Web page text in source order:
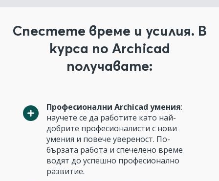
Спестете време и усилия. В
курса по Archicad
получавате:
Професионални Archicad умения:
научете се да работите като най-
добрите професионалисти с нови
умения и повече увереност. По-
бързата работа и спечелено време
водят до успешно професионално
развитие.